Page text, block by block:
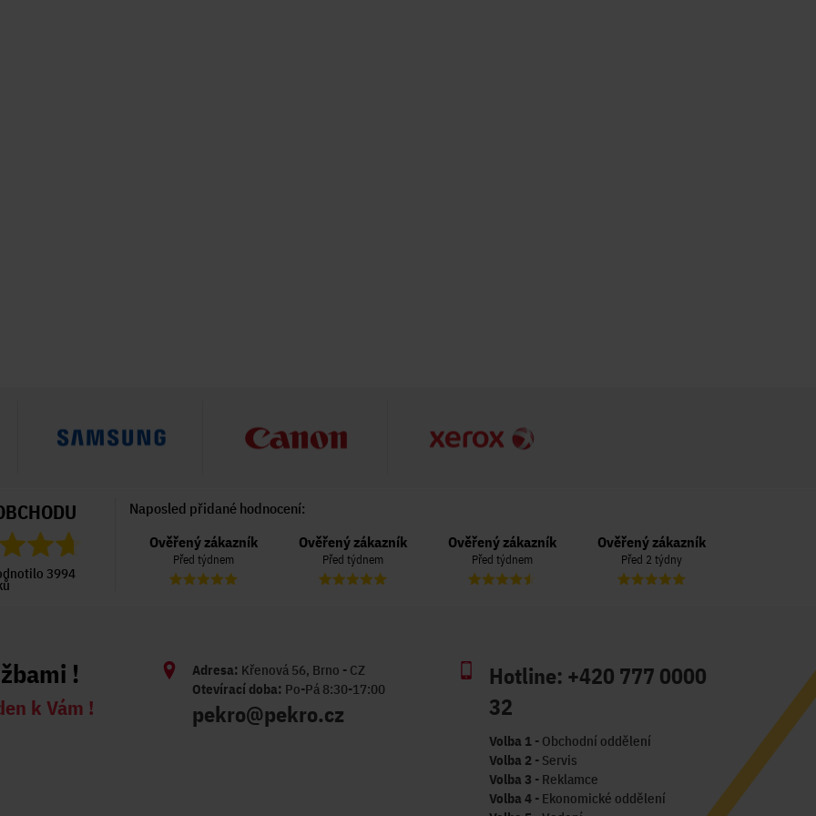
3994
Naposled přidané hodnocení:
Ověřený zákazník
Před 6 dny
Ověřený zákazník
Před týdnem
Ověřený zákazník
Před týdnem
Ověřený zákazník
Před týdnem
Ověřený zákazník
Před 2 týdny
!
k Vám !
Adresa: Křenová 56, Brno - CZ
Otevírací doba: Po-Pá 8:30-17:00
pekro@pekro.cz
Hotline: +420 777 0000
32
Volba 1 - Obchodní oddělení
Volba 2 - Servis
Volba 3 - Reklamce
Volba 4 - Ekonomické oddělení